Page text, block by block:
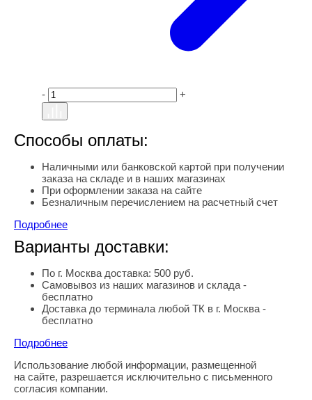
- +
Способы оплаты:
Наличными или банковской картой при получении
заказа на складе и в наших магазинах
При оформлении заказа на сайте
Безналичным перечислением на расчетный счет
Подробнее
Варианты доставки:
По г. Москва доставка: 500 руб.
Самовывоз из наших магазинов и склада -
бесплатно
Доставка до терминала любой ТК в г. Москва -
бесплатно
Подробнее
Правовая информация
Использование любой информации, размещенной
на сайте, разрешается исключительно с письменного
согласия компании.